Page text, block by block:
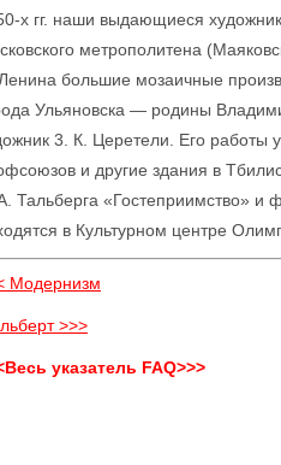
х гг. наши выдающиеся
метрополитена
большие мозаичные
Ульяновска — родины
3. К. Церетели. Его работы
и другие здания в
Тальберга «Гостеприимство» и
в Культурном центре
Модернизм
>>>
указатель FAQ>>>